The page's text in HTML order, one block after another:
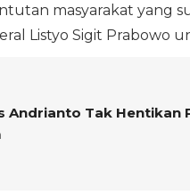
masyarakat yang
Listyo Sigit Prabowo
Andrianto Tak Hentikan